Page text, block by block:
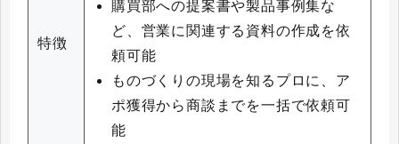
特徴
購買部への提案書や製品事例集な
ど、営業に関連する資料の作成を依
頼可能
ものづくりの現場を知るプロに、ア
ポ獲得から商談までを一括で依頼可
能